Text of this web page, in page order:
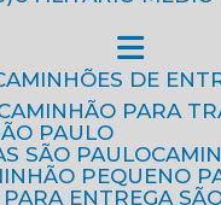
CAMINHÕES DE
CAMINHÃO PARA
PAULO
SÃO PAULO
PEQUENO
PARA ENTREGA